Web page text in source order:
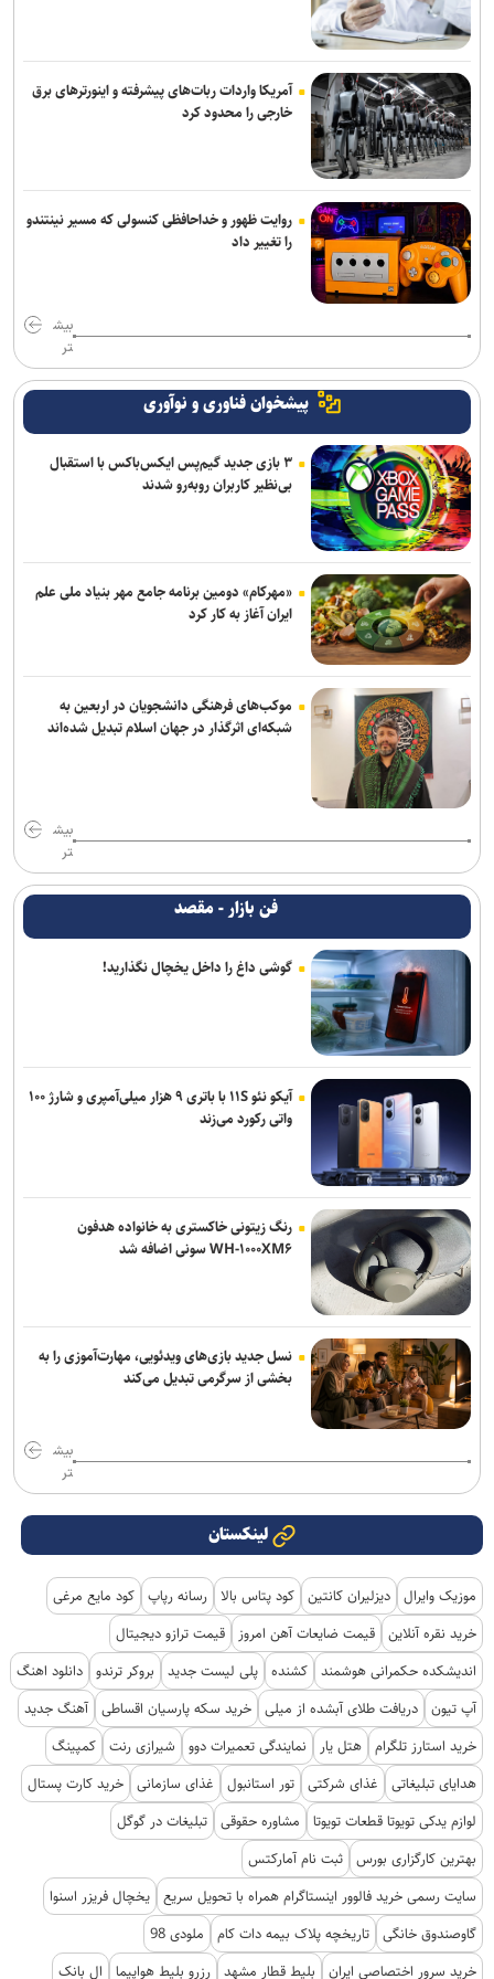
آمریکا واردات ربات‌های پیشرفته و اینورترهای برق
خارجی را محدود کرد
روایت ظهور و خداحافظی کنسولی که مسیر نینتندو
را تغییر داد
بیش
تر
پیشخوان فناوری و نوآوری
۳ بازی جدید گیم‌پس ایکس‌باکس با استقبال
بی‌نظیر کاربران روبه‌رو شدند
«مهرکام» دومین برنامه جامع مهر بنیاد ملی علم
ایران آغاز به کار کرد
موکب‌های فرهنگی دانشجویان در اربعین به
شبکه‌ای اثرگذار در جهان اسلام تبدیل شده‌اند
بیش
تر
فن بازار - مقصد
گوشی داغ را داخل یخچال نگذارید!
آیکو نئو ۱۱S با باتری ۹ هزار میلی‌آمپری و شارژ ۱۰۰
واتی رکورد می‌زند
رنگ زیتونی خاکستری به خانواده هدفون
WH-۱۰۰۰XM۶ سونی اضافه شد
نسل جدید بازی‌های ویدئویی، مهارت‌آموزی را به
بخشی از سرگرمی تبدیل می‌کند
بیش
تر
لینکستان
موزیک وایرال دیزلیران کانتین کود پتاس بالا رسانه رپاپ کود مایع مرغی
خرید نقره آنلاین قیمت ضایعات آهن امروز
قیمت ترازو دیجیتال
اندیشکده حکمرانی هوشمند کشنده پلی لیست جدید بروکر ترندو دانلود اهنگ
آپ تیون دریافت طلای آبشده از میلی خرید سکه پارسیان اقساطی آهنگ جدید
خرید استارز تلگرام هتل یار نمایندگی تعمیرات دوو شیرازی رنت کمپینگ
هدایای تبلیغاتی
غذای شرکتی تور استانبول غذای سازمانی خرید کارت پستال
لوازم یدکی تویوتا قطعات تویوتا
مشاوره حقوقی تبلیغات در گوگل
بهترین کارگزاری بورس ثبت نام آمارکتس
سایت رسمی خرید فالوور اینستاگرام همراه با تحویل سریع یخچال فریزر اسنوا
گاوصندوق خانگی تاریخچه پلاک بیمه دات کام
ملودی 98
خرید سرور اختصاصی ایران
بلیط قطار مشهد رزرو بلیط هواپیما ال بانک